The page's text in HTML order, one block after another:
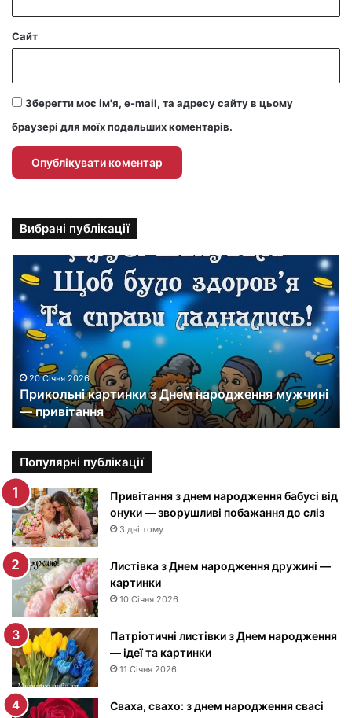
Сайт
Зберегти моє ім'я, e-mail, та адресу сайту в цьому
браузері для моїх подальших коментарів.
Вибрані публікації
и
к
о
а
и
н
к
и
з
Д
н
е
н
а
р
о
д
ж
20 Січня 2026
Прикольні картинки з Днем народження мужчині
— привітання
Популярні публікації
Привітання з днем народження бабусі від
онуки — зворушливі побажання до сліз
3 дні тому
Листівка з Днем народження дружині —
картинки
10 Січня 2026
Патріотичні листівки з Днем народження
— ідеї та картинки
11 Січня 2026
Сваха, свахо: з днем народження свасі